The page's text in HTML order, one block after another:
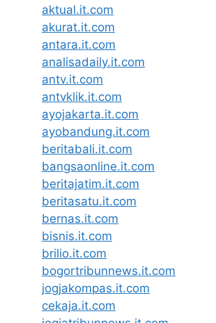
aktual.it.com
akurat.it.com
antara.it.com
analisadaily.it.com
antv.it.com
antvklik.it.com
ayojakarta.it.com
ayobandung.it.com
beritabali.it.com
bangsaonline.it.com
beritajatim.it.com
beritasatu.it.com
bernas.it.com
bisnis.it.com
brilio.it.com
bogortribunnews.it.com
jogjakompas.it.com
cekaja.it.com